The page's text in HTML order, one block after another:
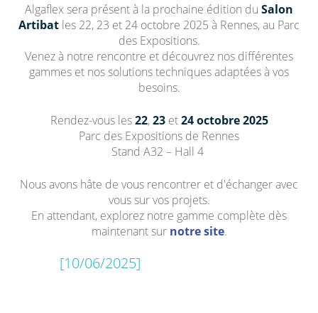
Algaflex sera présent à la prochaine édition du Salon
Artibat les 22, 23 et 24 octobre 2025 à Rennes, au Parc
des Expositions.
Venez à notre rencontre et découvrez nos différentes
gammes et nos solutions techniques adaptées à vos
besoins.
Rendez-vous les22,23 et24 octobre 2025
Parc des Expositions de Rennes
Stand A32 – Hall 4
Nous avons hâte de vous rencontrer et d'échanger avec
vous sur vos projets.
En attendant, explorez notre gamme complète dès
maintenant sur notre site.
[10/06/2025]